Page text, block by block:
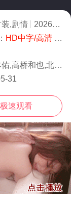
装,剧情 2026
8.0
HD中字/高清- 免费在线观看
藤贤一,井本绚子,石桥莲司,野村周平,濑户康
31
极速观看